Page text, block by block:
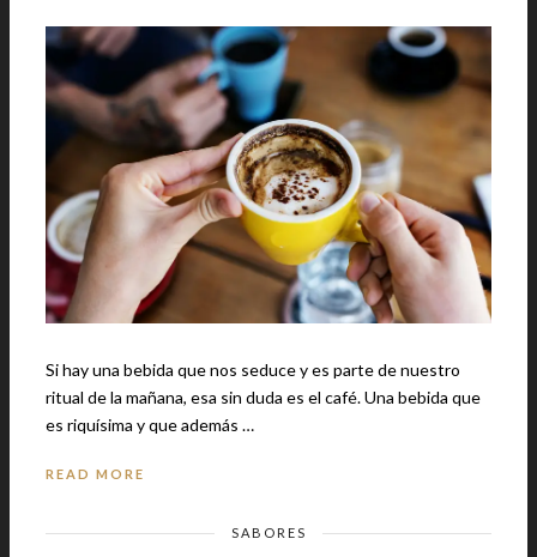
Si hay una bebida que nos seduce y es parte de nuestro
ritual de la mañana, esa sin duda es el café. Una bebida que
es riquísima y que además …
READ MORE
SABORES